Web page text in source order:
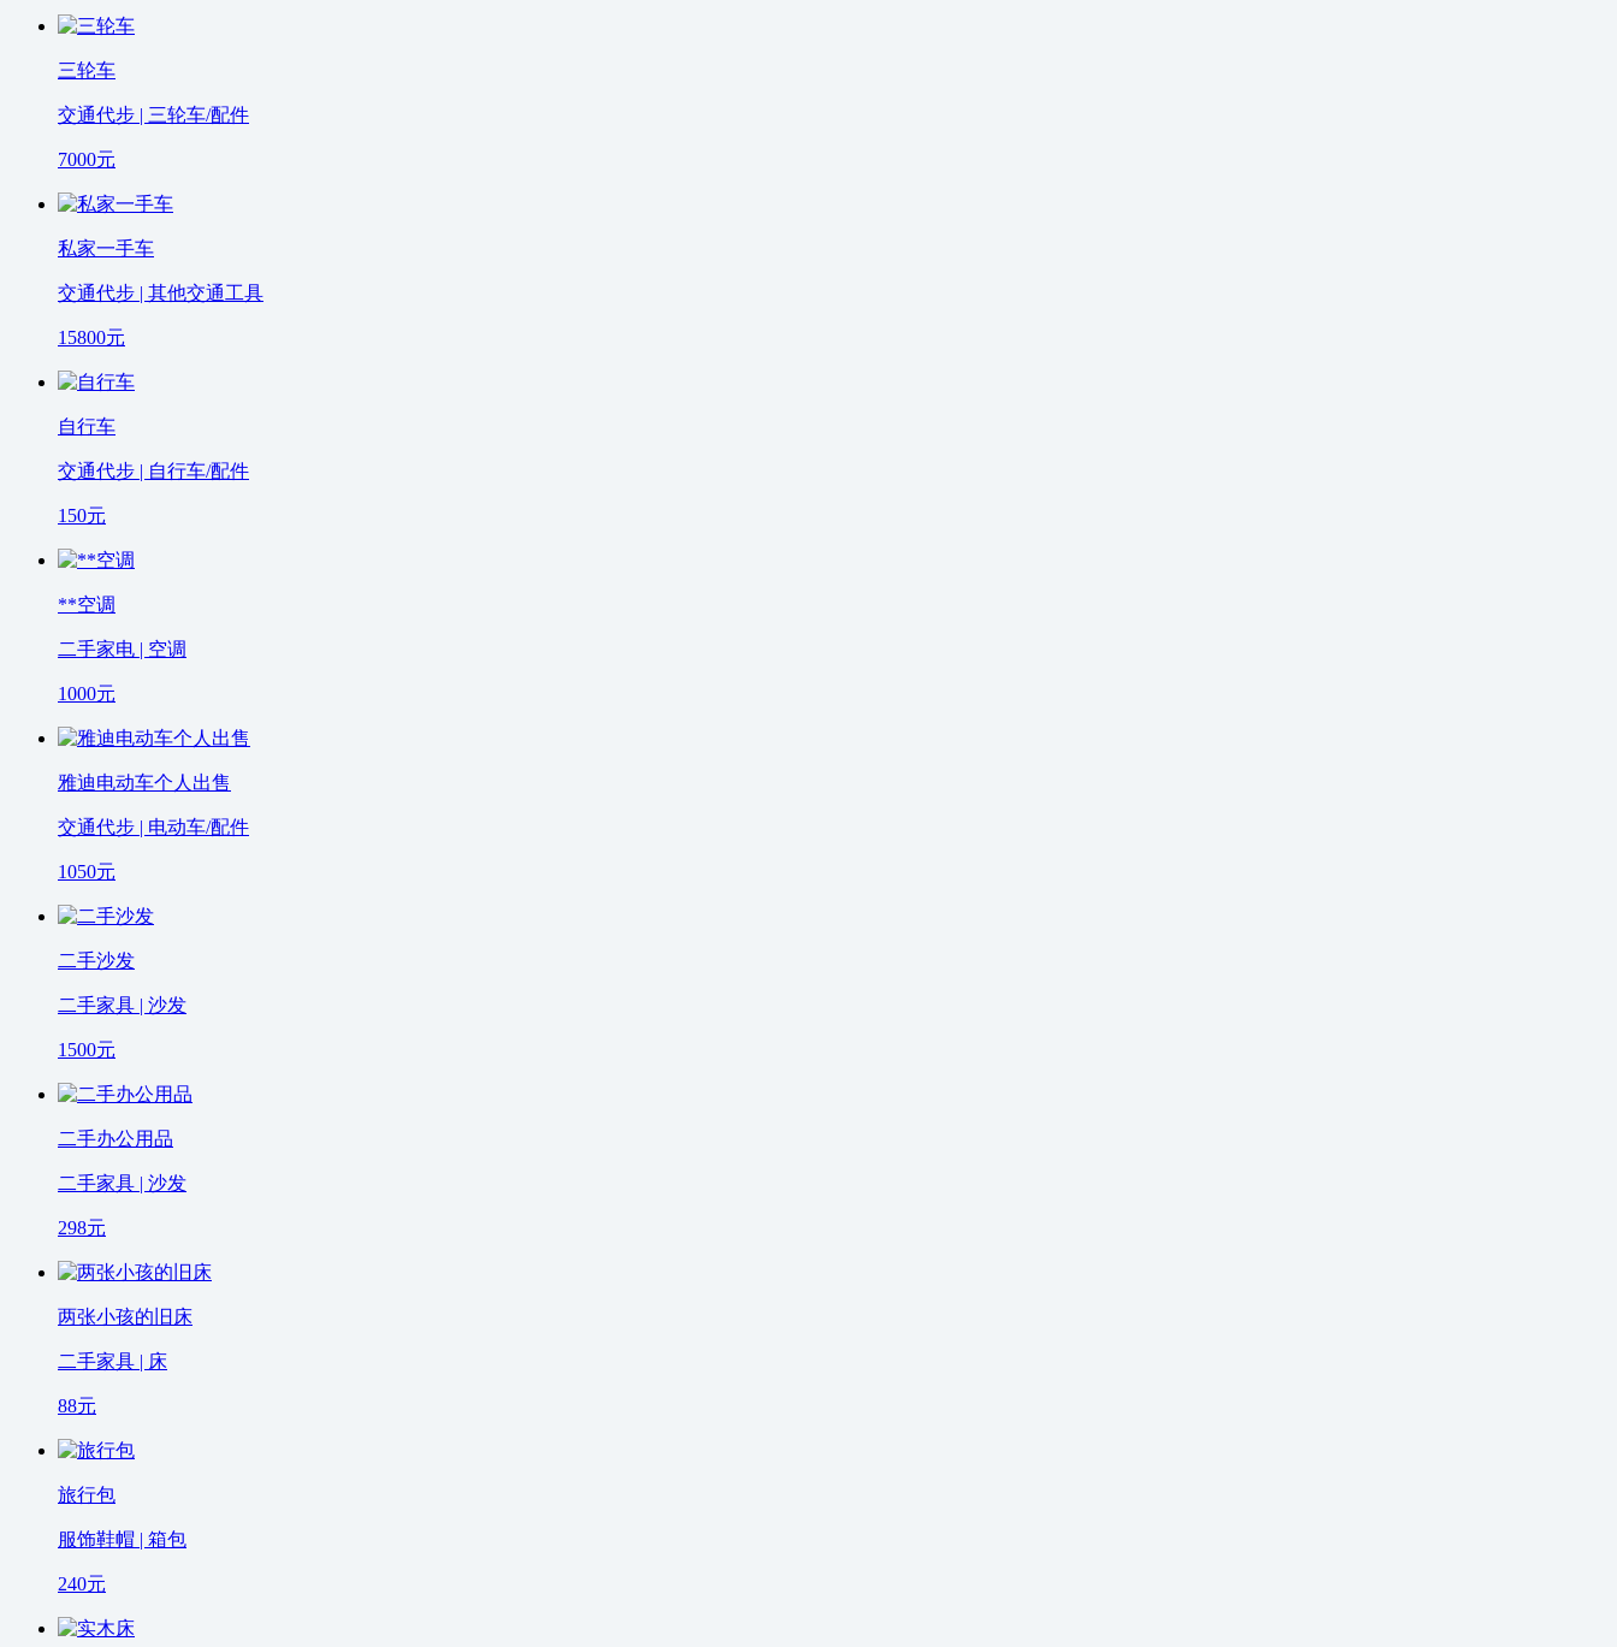
三轮车
交通代步 | 三轮车/配件
7000元
私家一手车
交通代步 | 其他交通工具
15800元
自行车
交通代步 | 自行车/配件
150元
**空调
二手家电 | 空调
1000元
雅迪电动车个人出售
交通代步 | 电动车/配件
1050元
二手沙发
二手家具 | 沙发
1500元
二手办公用品
二手家具 | 沙发
298元
两张小孩的旧床
二手家具 | 床
88元
旅行包
服饰鞋帽 | 箱包
240元